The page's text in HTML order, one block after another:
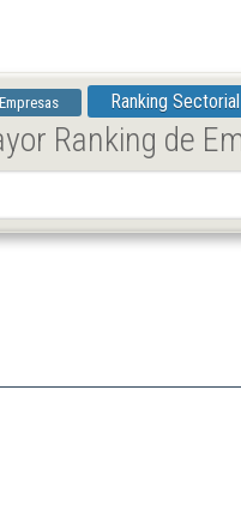
Ranking
Ranking de